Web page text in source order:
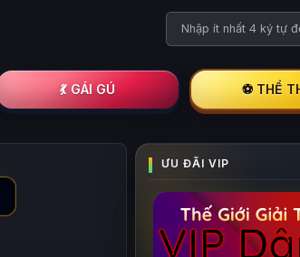
Tìm kiếm phim
💃 GÁI GÚ ⚽ THỂ